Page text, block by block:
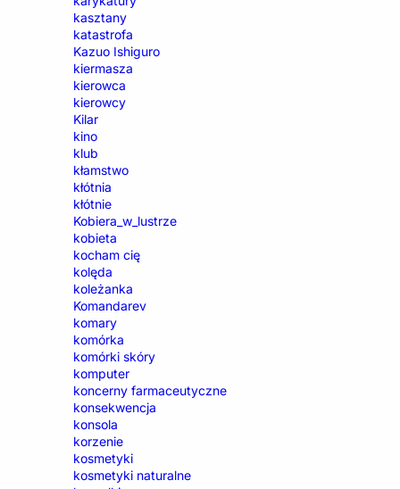
kasztany
katastrofa
Kazuo Ishiguro
kiermasza
kierowca
kierowcy
Kilar
kino
klub
kłamstwo
kłótnia
kłótnie
Kobiera_w_lustrze
kobieta
kocham cię
kolęda
koleżanka
Komandarev
komary
komórka
komórki skóry
komputer
koncerny farmaceutyczne
konsekwencja
konsola
korzenie
kosmetyki
kosmetyki naturalne